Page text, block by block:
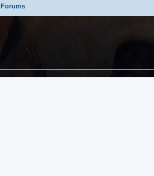
Forums